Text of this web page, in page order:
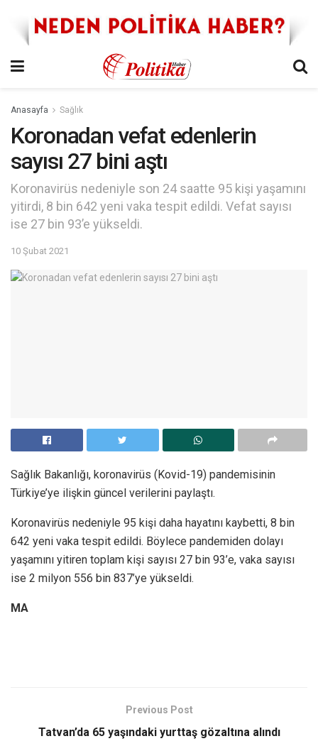
Anasayfa Sağlık
Koronadan vefat edenlerin
sayısı 27 bini aştı
Koronavirüs nedeniyle son 24 saatte 95 kişi yaşamını
yitirdi, 8 bin 642 yeni vaka tespit edildi. Vefat sayısı
ise 27 bin 93’e yükseldi.
10 Şubat 2021
Sağlık Bakanlığı, koronavirüs (Kovid-19) pandemisinin
Türkiye’ye ilişkin güncel verilerini paylaştı.
Koronavirüs nedeniyle 95 kişi daha hayatını kaybetti, 8 bin
642 yeni vaka tespit edildi. Böylece pandemiden dolayı
yaşamını yitiren toplam kişi sayısı 27 bin 93’e, vaka sayısı
ise 2 milyon 556 bin 837’ye yükseldi.
MA
Previous Post
Tatvan’da 65 yaşındaki yurttaş gözaltına alındı